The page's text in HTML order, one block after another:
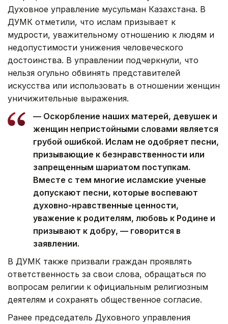
Духовное управление мусульман Казахстана. В
ДУМК отметили, что ислам призывает к
мудрости, уважительному отношению к людям и
недопустимости унижения человеческого
достоинства. В управлении подчеркнули, что
нельзя огульно обвинять представителей
искусства или использовать в отношении женщин
уничижительные выражения.
— Оскорбление наших матерей, девушек и
женщин непристойными словами является
грубой ошибкой. Ислам не одобряет песни,
призывающие к безнравственности или
запрещенным шариатом поступкам.
Вместе с тем многие исламские ученые
допускают песни, которые воспевают
духовно-нравственные ценности,
уважение к родителям, любовь к Родине и
призывают к добру, — говорится в
заявлении.
В ДУМК также призвали граждан проявлять
ответственность за свои слова, обращаться по
вопросам религии к официальным религиозным
деятелям и сохранять общественное согласие.
Ранее председатель Духовного управления